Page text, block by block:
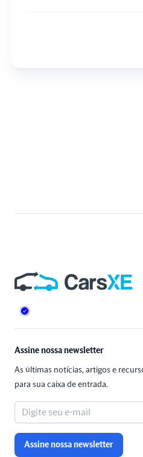
Rodapé
Assine nossa newsletter
As últimas notícias, artigos e
para sua caixa de entrada.
Assine nossa newsletter